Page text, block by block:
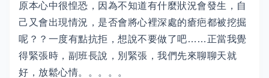
原本心中很惶恐，因為不知道有什麼狀況會發生，自
己又會出現情況，是否會將心裡深處的瘡疤都被挖掘
呢？？一度有點抗拒，想說不要做了吧……正當我覺
得緊張時，副班長說，別緊張，我們先來聊聊天就
好，放鬆心情。。。。。